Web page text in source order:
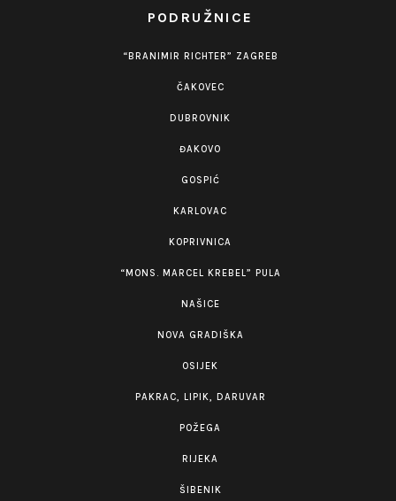
PODRUŽNICE
“BRANIMIR RICHTER” ZAGREB
ČAKOVEC
DUBROVNIK
ĐAKOVO
GOSPIĆ
KARLOVAC
KOPRIVNICA
“MONS. MARCEL KREBEL” PULA
NAŠICE
NOVA GRADIŠKA
OSIJEK
PAKRAC, LIPIK, DARUVAR
POŽEGA
RIJEKA
ŠIBENIK